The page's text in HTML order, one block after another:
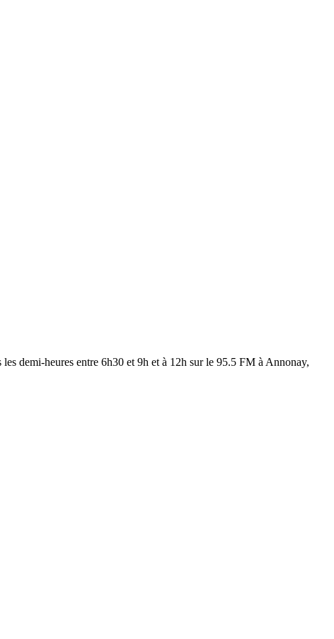
demi-heures entre 6h30 et 9h et à 12h sur le 95.5 FM à Annonay,